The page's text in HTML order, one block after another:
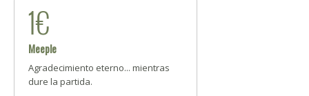
1€
Meeple
Agradecimiento eterno... mientras
dure la partida.